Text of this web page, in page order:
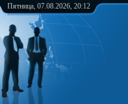
Пятница, 07.08.2026, 20:12